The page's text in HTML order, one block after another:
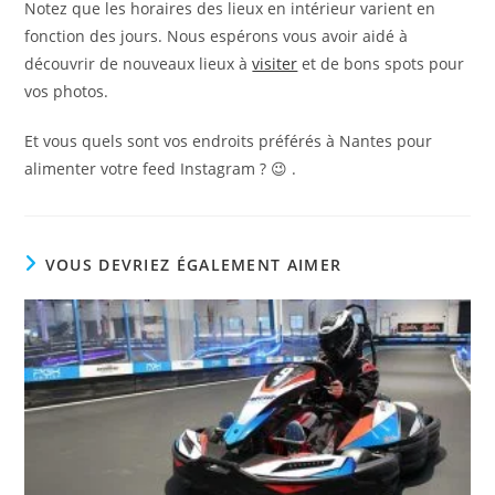
Notez que les horaires des lieux en intérieur varient en
fonction des jours. Nous espérons vous avoir aidé à
découvrir de nouveaux lieux àvisiter et de bons spots pour
vos photos.
Et vous quels sont vos endroits préférés à Nantes pour
alimenter votre feed Instagram ? 😉 .
VOUS DEVRIEZ ÉGALEMENT AIMER